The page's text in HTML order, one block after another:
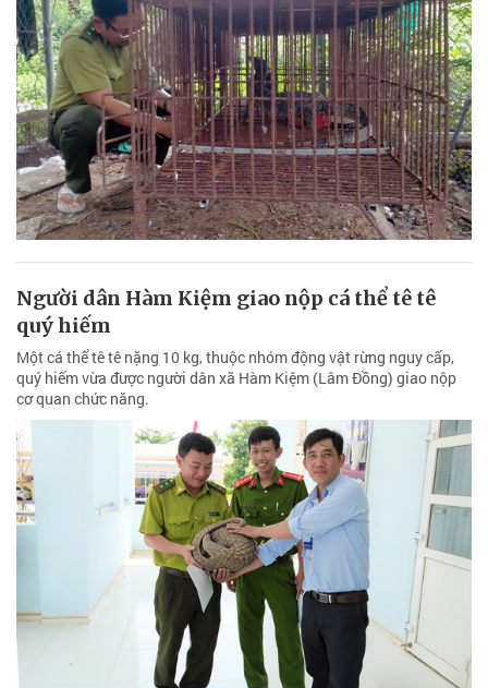
Người dân Hàm Kiệm giao nộp cá thể tê tê
quý hiếm
Một cá thể tê tê nặng 10 kg, thuộc nhóm động vật rừng nguy cấp,
quý hiếm vừa được người dân xã Hàm Kiệm (Lâm Đồng) giao nộp
cơ quan chức năng.